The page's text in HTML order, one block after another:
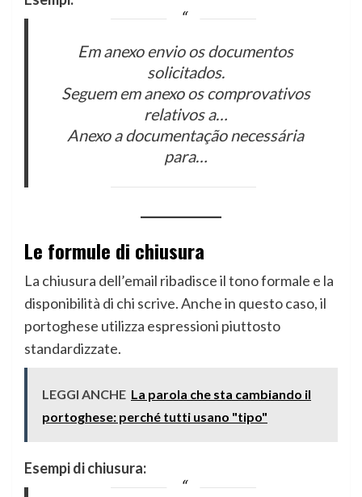
Em anexo envio os documentos
solicitados.
Seguem em anexo os comprovativos
relativos a…
Anexo a documentação necessária
para…
Le formule di chiusura
La chiusura dell’email ribadisce il tono formale e la
disponibilità di chi scrive. Anche in questo caso, il
portoghese utilizza espressioni piuttosto
standardizzate.
LEGGI ANCHE La parola che sta cambiando il
portoghese: perché tutti usano "tipo"
Esempi di chiusura: